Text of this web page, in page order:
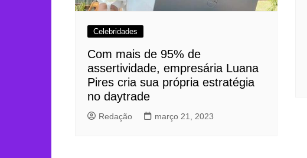
Celebridades
Com mais de 95% de
assertividade, empresária Luana
Pires cria sua própria estratégia
no daytrade
Redação março 21, 2023